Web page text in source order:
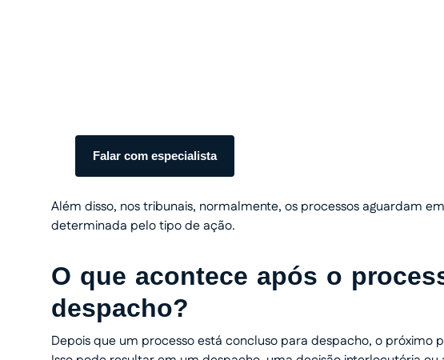
Falar com especialista
Além disso, nos tribunais, normalmente, os processos aguardam
determinada pelo tipo de ação.
O que acontece após o
despacho?
Depois que um processo está concluso para despacho, o próximo